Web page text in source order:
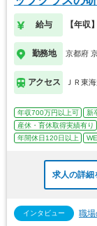
給与 【年収
勤務地 京都府
アクセス ＪＲ東
年収700万円以上可 新
産休・育休取得実績有り
年間休日120日以上
求人の詳細
インタビュー 職